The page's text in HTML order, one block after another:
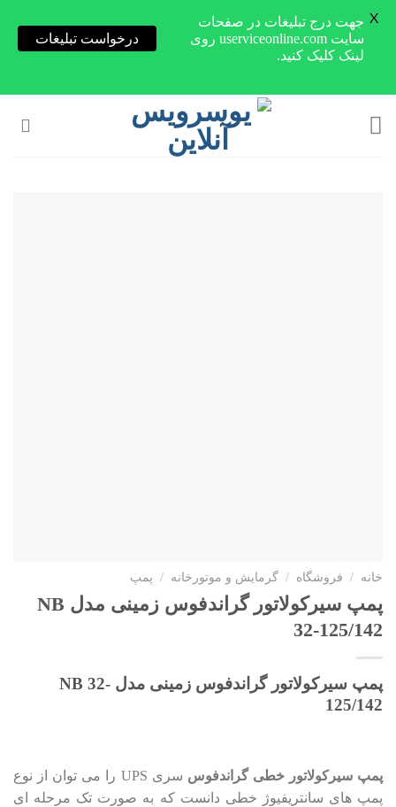
خانه / فروشگاه / گرمایش و موتورخانه / پمپ
پمپ سيرکولاتور گراندفوس زمینی مدل NB
32-125/142
پمپ سيرکولاتور گراندفوس زمینی مدل NB 32-
125/142
پمپ سیرکولاتور خطی گراندفوس
سری UPS را می توان از نوع
پمپ های سانتریفیوژ خطی دانست که به صورت تک مرحله ای
جهت درج تبلیغات در صفحات
سایت userviceonline.com روی
لینک کلیک کنید.
درخواست تبلیغات
X